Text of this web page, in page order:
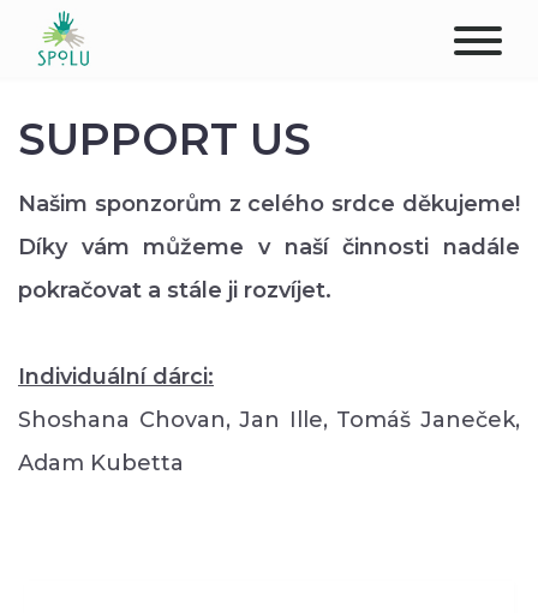
DONATE
PLACES
PROFESSIONALS
SUPPORT US
Našim sponzorům z celého srdce děkujeme!
Díky vám můžeme v naší činnosti nadále
pokračovat a stále ji rozvíjet.
Individuální dárci:
Shoshana Chovan, Jan Ille, Tomáš Janeček,
Adam Kubetta